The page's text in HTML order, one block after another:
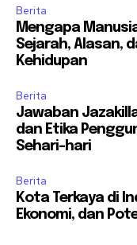
Berita
Mengapa
Sejarah, Alasan,
Kehidupan
Berita
Jawaban
dan Etika
Sehari-hari
Berita
Kota Terkaya di
Ekonomi, dan